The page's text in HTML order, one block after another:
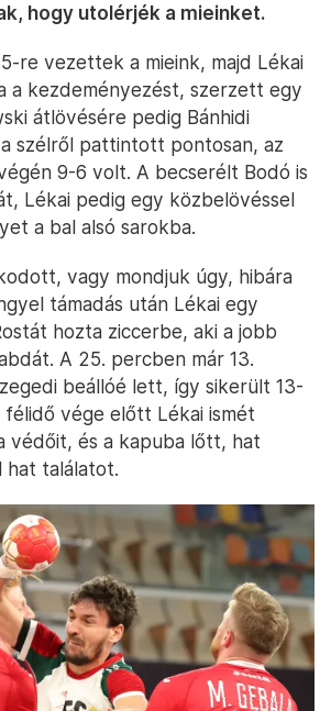
hogy utolérjék a mieinket.
re vezettek a mieink, majd Lékai
a kezdeményezést, szerzett egy
átlövésére pedig Bánhidi
szélről pattintott pontosan, az
9-6 volt. A becserélt Bodó is
Lékai pedig egy közbelövéssel
a bal alsó sarokba.
vagy mondjuk úgy, hibára
támadás után Lékai egy
hozta ziccerbe, aki a jobb
A 25. percben már 13.
beállóé lett, így sikerült 13-
félidő vége előtt Lékai ismét
védőit, és a kapuba lőtt, hat
találatot.